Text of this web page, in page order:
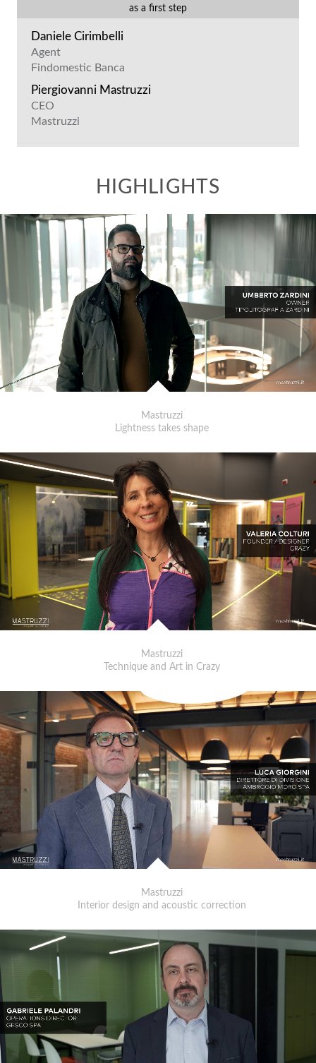
as a first step
Daniele Cirimbelli
Agent
Findomestic Banca
Piergiovanni Mastruzzi
CEO
Mastruzzi
Mastruzzi
Lightness takes shape
Mastruzzi
Technique and Art in Crazy
Mastruzzi
Interior design and acoustic correction